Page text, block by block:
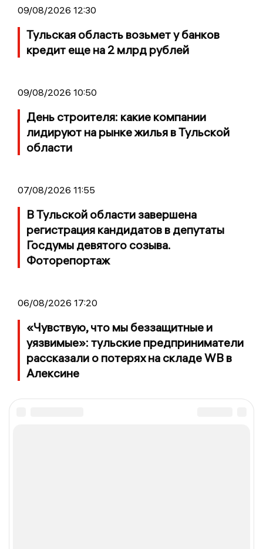
09/08/2026 12:30
Тульская область возьмет у банков
кредит еще на 2 млрд рублей
09/08/2026 10:50
День строителя: какие компании
лидируют на рынке жилья в Тульской
области
07/08/2026 11:55
В Тульской области завершена
регистрация кандидатов в депутаты
Госдумы девятого созыва.
Фоторепортаж
06/08/2026 17:20
«Чувствую, что мы беззащитные и
уязвимые»: тульские предприниматели
рассказали о потерях на складе WB в
Алексине